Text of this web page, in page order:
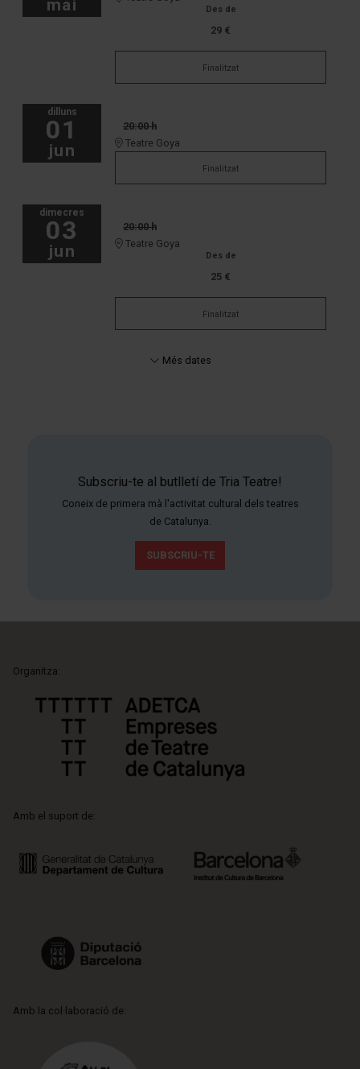
mai Des de
29 €
Finalitzat
dilluns
01
jun
20:00 h
Teatre Goya
Finalitzat
dimecres
03
jun
20:00 h
Teatre Goya
Des de
25 €
Finalitzat
Més dates
Subscriu-te al butlletí de Tria Teatre!
Coneix de primera mà l'activitat cultural dels teatres
de Catalunya.
SUBSCRIU-TE
Organitza:
Amb el suport de:
Amb la col·laboració de: